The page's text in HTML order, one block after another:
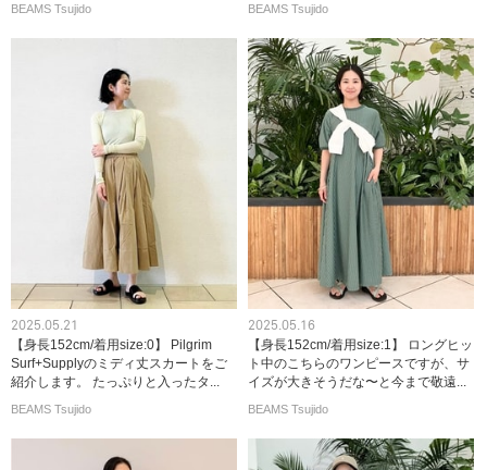
BEAMS Tsujido BEAMS Tsujido
2025.05.21
【身長152cm/着用size:0】 Pilgrim
Surf+Supplyのミディ丈スカートをご
紹介します。 たっぷりと入ったタ...
BEAMS Tsujido
2025.05.16
【身長152cm/着用size:1】 ロングヒッ
ト中のこちらのワンピースですが、サ
イズが大きそうだな〜と今まで敬遠...
BEAMS Tsujido